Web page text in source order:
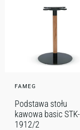
FAMEG
Podstawa stołu
kawowa basic STK-
1912/2